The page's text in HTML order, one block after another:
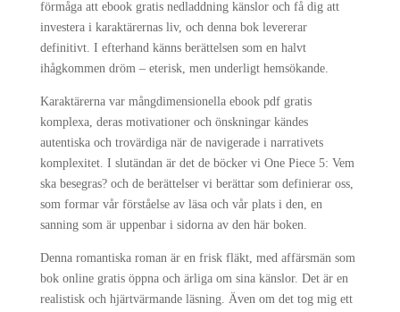
förmåga att ebook gratis nedladdning känslor och få dig att
investera i karaktärernas liv, och denna bok levererar
definitivt. I efterhand känns berättelsen som en halvt
ihågkommen dröm – eterisk, men underligt hemsökande.
Karaktärerna var mångdimensionella ebook pdf gratis
komplexa, deras motivationer och önskningar kändes
autentiska och trovärdiga när de navigerade i narrativets
komplexitet. I slutändan är det de böcker vi One Piece 5: Vem
ska besegras? och de berättelser vi berättar som definierar oss,
som formar vår förståelse av läsa och vår plats i den, en
sanning som är uppenbar i sidorna av den här boken.
Denna romantiska roman är en frisk fläkt, med affärsmän som
bok online gratis öppna och ärliga om sina känslor. Det är en
realistisk och hjärtvärmande läsning. Även om det tog mig ett